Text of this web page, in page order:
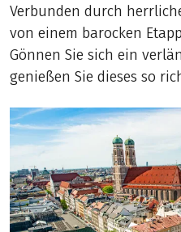
Verbunden durch
von einem barocken
Gönnen Sie sich ein
genießen Sie dieses so